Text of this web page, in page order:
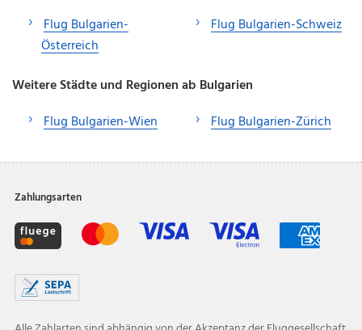
Flug Bulgarien-
Österreich
Flug Bulgarien-Schweiz
Weitere Städte und Regionen ab Bulgarien
Flug Bulgarien-Wien
Flug Bulgarien-Zürich